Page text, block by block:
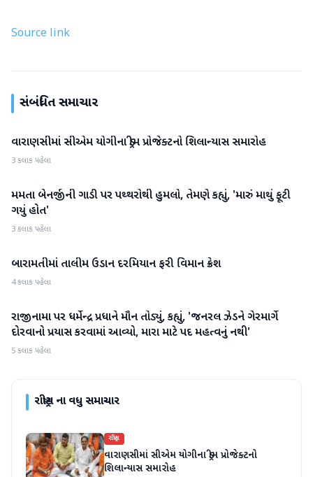
Source link
સંબંધિત સમાચાર
રાષ્ટ્રીય
વારાણસીમાં સીએમ યોગીના ડ્રીમ પ્રોજેક્ટનો શિલાન્યાસ સમારોહ
3 કલાક પહેલા
રાષ્ટ્રીય
મમતા બેનર્જીની ગાડી પર પથ્થરોથી હુમલો, તેમણે કહ્યું, 'મારું માથું ફૂટી
ગયું હોત'
3 કલાક પહેલા
રાષ્ટ્રીય
બારામતીમાં તાલીમ ઉડાન દરમિયાન ફરી વિમાન ક્રેશ
4 કલાક પહેલા
રાષ્ટ્રીય
રાજીનામા પર ધર્મેન્દ્ર પ્રધાને મૌન તોડ્યું, કહ્યું, 'જનરલ ઝેડને ગેરમાર્ગે
દોરવાનો પ્રયાસ કરવામાં આવ્યો, મારા માટે પદ મહત્વનું નથી'
5 કલાક પહેલા
રાષ્ટ્રીયના વધુ સમાચાર
રાષ્ટ્રીય
વારાણસીમાં સીએમ યોગીના ડ્રીમ પ્રોજેક્ટનો
શિલાન્યાસ સમારોહ